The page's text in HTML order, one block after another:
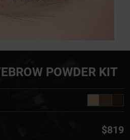
POWDER KIT
$819